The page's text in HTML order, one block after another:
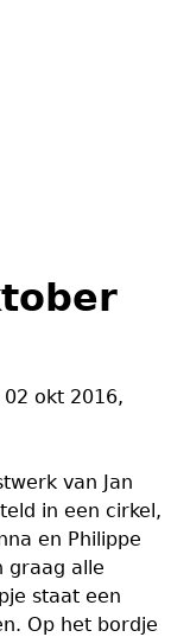
02 okt 2016,
van Jan
in een cirkel,
en Philippe
graag alle
staat een
Op het bordje